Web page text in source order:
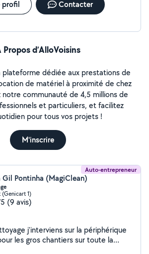
profil Contacter
Propos d’AlloVoisins
plateforme dédiée aux prestations de
de matériel à proximité de chez
notre communauté de 4,5 millions de
et particuliers, et facilitez
pour tous vos projets !
M'inscrire
Auto-entrepreneur
Gil Pontinha (MagiClean)
1)
(9 avis)
la périphérique
les gros chantiers sur toute la